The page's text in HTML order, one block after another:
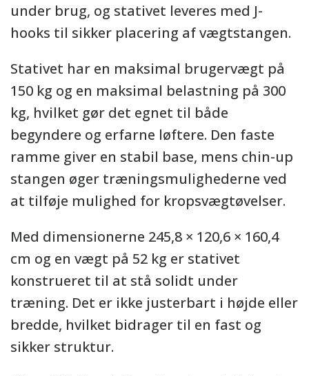
under brug, og stativet leveres med J-
hooks til sikker placering af vægtstangen.
Stativet har en maksimal brugervægt på
150 kg og en maksimal belastning på 300
kg, hvilket gør det egnet til både
begyndere og erfarne løftere. Den faste
ramme giver en stabil base, mens chin-up
stangen øger træningsmulighederne ved
at tilføje mulighed for kropsvægtøvelser.
Med dimensionerne 245,8 × 120,6 × 160,4
cm og en vægt på 52 kg er stativet
konstrueret til at stå solidt under
træning. Det er ikke justerbart i højde eller
bredde, hvilket bidrager til en fast og
sikker struktur.